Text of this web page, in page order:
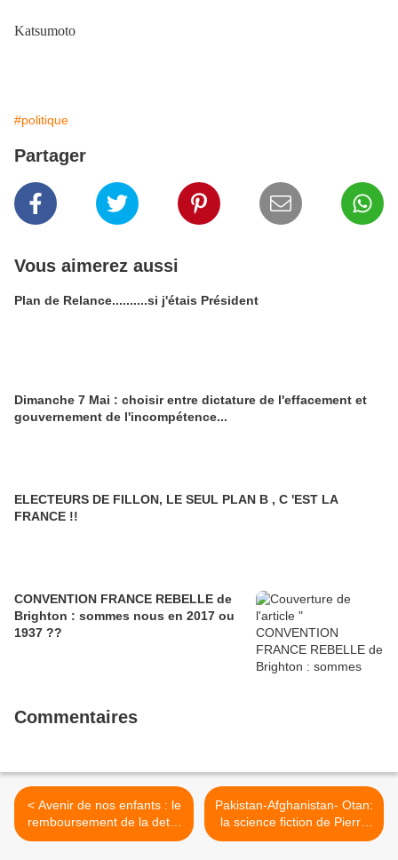
Katsumoto
#politique
Partager
Vous aimerez aussi
Plan de Relance..........si j'étais Président
Dimanche 7 Mai : choisir entre dictature de l'effacement et
gouvernement de l'incompétence...
ELECTEURS DE FILLON, LE SEUL PLAN B , C 'EST LA
FRANCE !!
CONVENTION FRANCE REBELLE de
Brighton : sommes nous en 2017 ou
1937 ??
Commentaires
< Avenir de nos enfants : le
remboursement de la dette
passera par un euro faible !
Pakistan-Afghanistan- Otan:
la science fiction de Pierre
Lellouche >